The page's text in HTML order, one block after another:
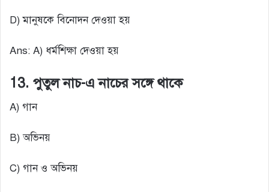
D) মানুষকে বিনোদন দেওয়া হয়
Ans: A) ধর্মশিক্ষা দেওয়া হয়
13. পুতুল নাচ-এ নাচের সঙ্গে থাকে
A) গান
B) অভিনয়
C) গান ও অভিনয়